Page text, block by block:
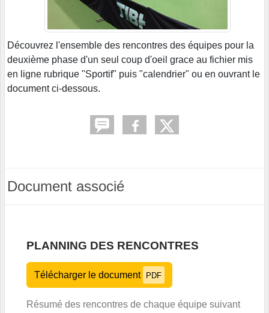
Découvrez l'ensemble des rencontres des équipes pour la
deuxième phase d'un seul coup d'oeil grace au fichier mis
en ligne rubrique "Sportif" puis "calendrier" ou en ouvrant le
document ci-dessous.
Document associé
PLANNING DES RENCONTRES
Télécharger le document PDF
Résumé des rencontres de chaque équipe suivant